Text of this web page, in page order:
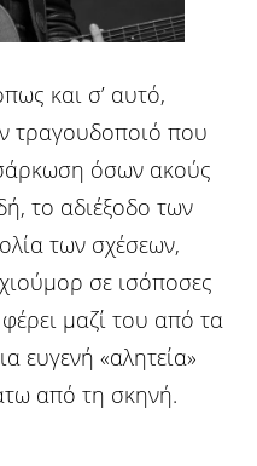
και σ’ αυτό,
τραγουδοποιό που
όσων ακούς
το αδιέξοδο των
των σχέσεων,
σε ισόποσες
φέρει μαζί του από τα
ευγενή «αλητεία»
από τη σκηνή.